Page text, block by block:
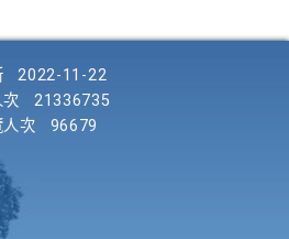
2022-11-22
21336735
次
96679